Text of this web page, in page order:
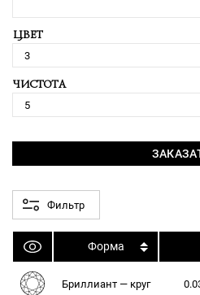
ЦВЕТ
ЧИСТОТА
Фильтр
Форма
Бриллиант — круг